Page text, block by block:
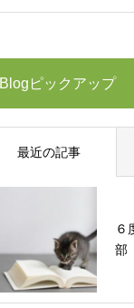
Blogピックアップ
最近の記事
６
部